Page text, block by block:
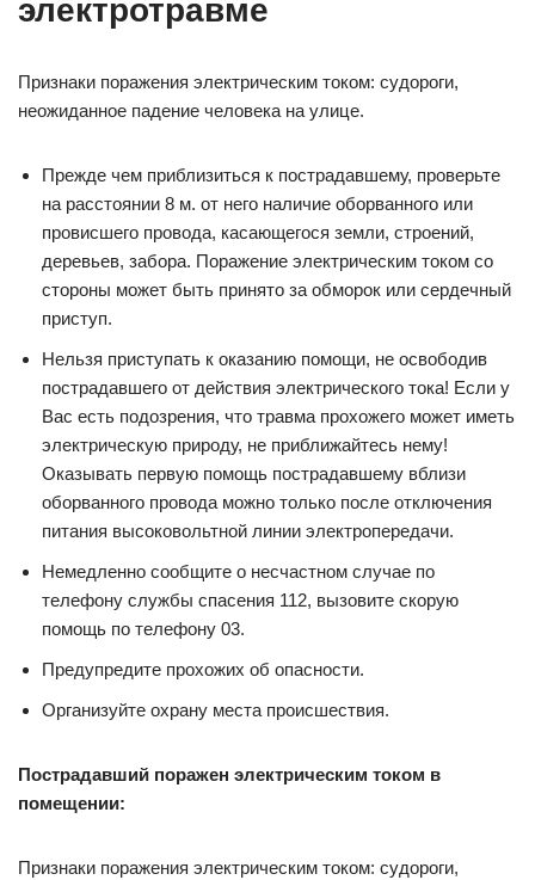
электротравме
Признаки поражения электрическим током: судороги,
неожиданное падение человека на улице.
Прежде чем приблизиться к пострадавшему, проверьте
на расстоянии 8 м. от него наличие оборванного или
провисшего провода, касающегося земли, строений,
деревьев, забора. Поражение электрическим током со
стороны может быть принято за обморок или сердечный
приступ.
Нельзя приступать к оказанию помощи, не освободив
пострадавшего от действия электрического тока! Если у
Вас есть подозрения, что травма прохожего может иметь
электрическую природу, не приближайтесь нему!
Оказывать первую помощь пострадавшему вблизи
оборванного провода можно только после отключения
питания высоковольтной линии электропередачи.
Немедленно сообщите о несчастном случае по
телефону службы спасения 112, вызовите скорую
помощь по телефону 03.
Предупредите прохожих об опасности.
Организуйте охрану места происшествия.
Пострадавший поражен электрическим током в
помещении:
Признаки поражения электрическим током: судороги,